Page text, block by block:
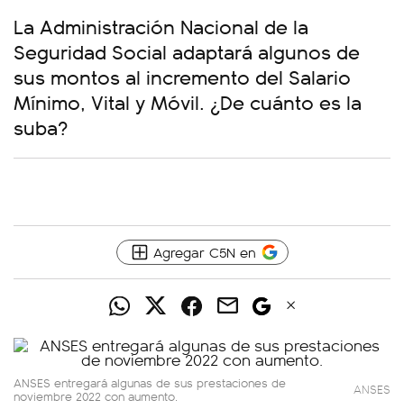
La Administración Nacional de la
Seguridad Social adaptará algunos de
sus montos al incremento del Salario
Mínimo, Vital y Móvil. ¿De cuánto es la
suba?
Agregar C5N en
ANSES entregará algunas de sus prestaciones de
noviembre 2022 con aumento. ANSES